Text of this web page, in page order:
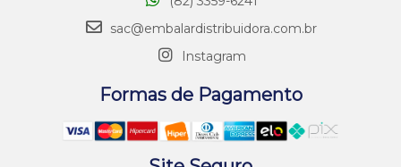
sac@embalardistribuidora.com.br
Instagram
Formas de Pagamento